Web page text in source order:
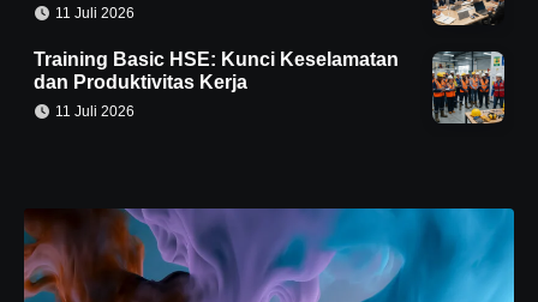
11 Juli 2026
Training Basic HSE: Kunci Keselamatan
dan Produktivitas Kerja
11 Juli 2026